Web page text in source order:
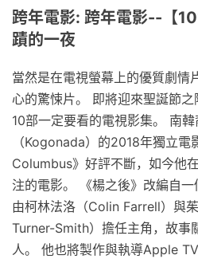
跨年電影: 跨年電影--【
蹟的一夜
當然是在電視螢幕上的優質劇情
心的驚悚片。 即將迎來聖誕節
10部一定要看的電視影集。 南
（Kogonada）的2018年獨立電
Columbus》好評不斷，如今他
注的電影。 《楊之後》改編自一
由柯林法洛（Colin Farrell）與
Turner-Smith）擔任主角，故事
人。 他也將製作與執導Apple